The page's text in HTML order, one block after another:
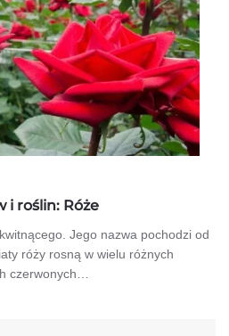
i roślin: Róże
Jego nazwa pochodzi od
róży rosną w wielu różnych
czerwonych…